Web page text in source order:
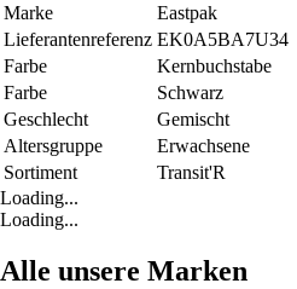
Marke
Eastpak
Lieferantenreferenz EK0A5BA7U34
Farbe
Kernbuchstabe
Farbe
Schwarz
Geschlecht
Gemischt
Altersgruppe
Erwachsene
Sortiment
Transit'R
Loading...
Loading...
Alle unsere Marken